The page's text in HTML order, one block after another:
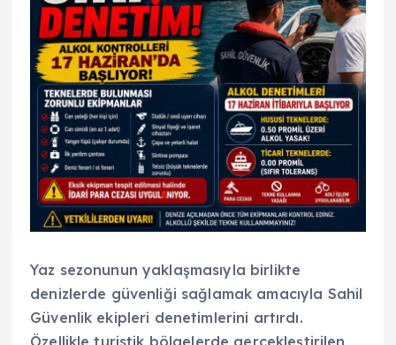
Yaz sezonunun yaklaşmasıyla birlikte
denizlerde güvenliği sağlamak amacıyla Sahil
Güvenlik ekipleri denetimlerini artırdı.
Özellikle turistik bölgelerde gerçekleştirilen